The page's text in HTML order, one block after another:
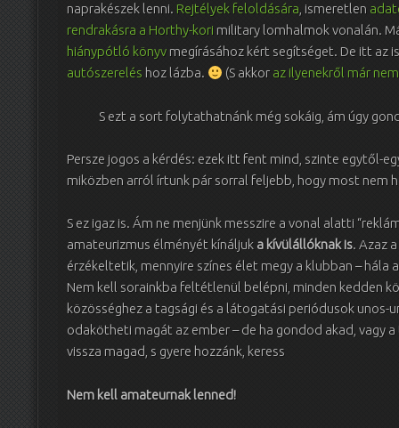
naprakészek lenni. Rejtélyek feloldására , ismeretlen
rendrakásra a Horthy-kori military lomhalmok vonalán.
hiánypótló könyv megírásához kért segítséget. De itt az
autószerelés hoz lázba. (S akkor az ilyenekről már nem
S ezt a sort folytathatnánk még sokáig, ám úgy
Persze jogos a kérdés: ezek itt fent mind, szinte egytől-
miközben arról írtunk pár sorral feljebb, hogy most nem
S ez igaz is. Ám ne menjünk messzire a vonal alatti
amateurizmus élményét kínáljuk a kívülállóknak is. Azaz
érzékeltetik, mennyire színes élet megy a klubban – hála
Nem kell sorainkba feltétlenül belépni, minden kedden
közösséghez a tagsági és a látogatási periódusok unos-
odakötheti magát az ember – de ha gondod akad, vagy
vissza magad, s gyere hozzánk, keress
Nem kell amateurnak lenned!